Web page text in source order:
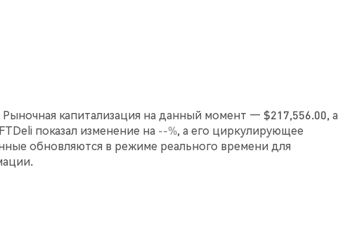
капитализация на данный момент — $217,556.00, а
показал изменение на --%, а его циркулирующее
обновляются в режиме реального времени для